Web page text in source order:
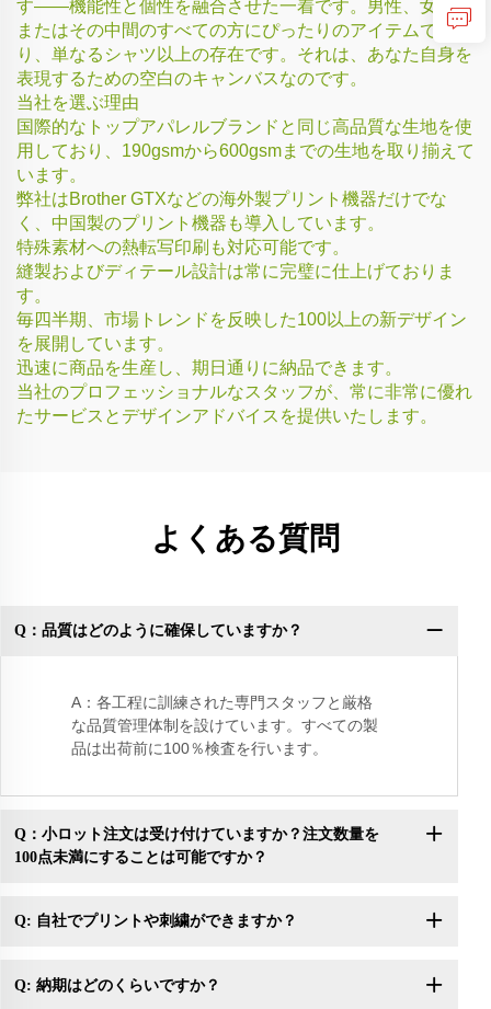
す——機能性と個性を融合させた一着です。男性、女性、
またはその中間のすべての方にぴったりのアイテムであ
り、単なるシャツ以上の存在です。それは、あなた自身を
表現するための空白のキャンバスなのです。
当社を選ぶ理由
国際的なトップアパレルブランドと同じ高品質な生地を使
用しており、190gsmから600gsmまでの生地を取り揃えて
います。
弊社はBrother GTXなどの海外製プリント機器だけでな
く、中国製のプリント機器も導入しています。
特殊素材への熱転写印刷も対応可能です。
縫製およびディテール設計は常に完璧に仕上げておりま
す。
毎四半期、市場トレンドを反映した100以上の新デザイン
を展開しています。
迅速に商品を生産し、期日通りに納品できます。
当社のプロフェッショナルなスタッフが、常に非常に優れ
たサービスとデザインアドバイスを提供いたします。
よくある質問
Q：品質はどのように確保していますか？
A：各工程に訓練された専門スタッフと厳格
な品質管理体制を設けています。すべての製
品は出荷前に100％検査を行います。
Q：小ロット注文は受け付けていますか？注文数量を
100点未満にすることは可能ですか？
Q: 自社でプリントや刺繍ができますか？
Q: 納期はどのくらいですか？